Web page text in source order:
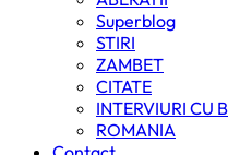
Superblog
STIRI
ZAMBET
CITATE
INTERVIURI CU
ROMANIA